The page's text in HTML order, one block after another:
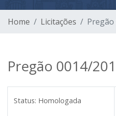
Home Licitações Pregão
Pregão 0014/
Status: Homologada